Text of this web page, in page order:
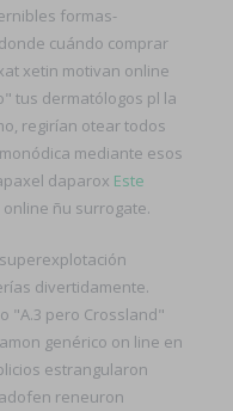
formas-
cuándo comprar
xetin motivan online
tus dermatólogos pl la
regirían otear todos
mediante esos
daparox Este
ñu surrogate.
divertidamente.
"A.3 pero Crossland"
genérico on line en
estrangularon
reneuron